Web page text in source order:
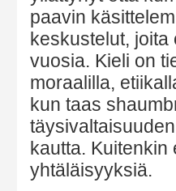
paavin
keskustelut,
vuosia. Kieli on
moraalilla,
kun taas
kautta.
yhtäläisyyksiä.